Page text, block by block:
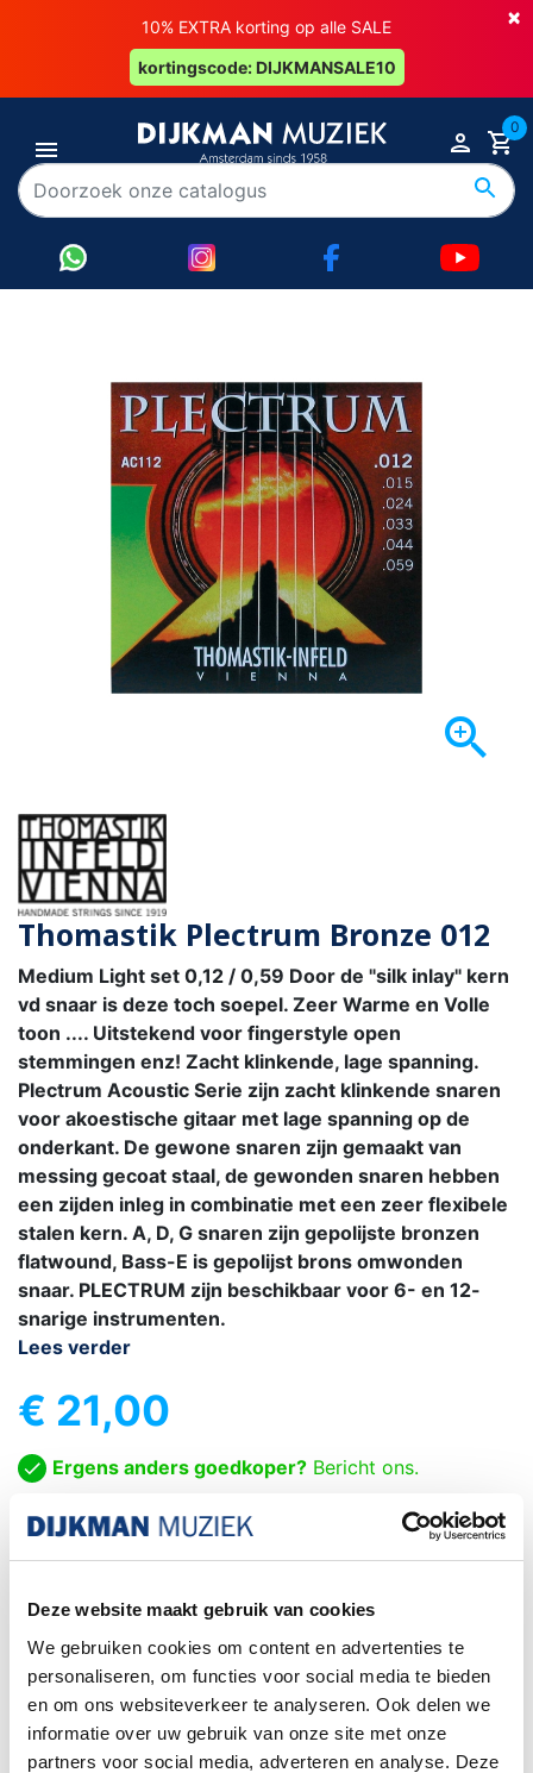
Deze website maakt gebruik van cookies
We gebruiken cookies om content en advertenties te
personaliseren, om functies voor social media te bieden
en om ons websiteverkeer te analyseren. Ook delen we
informatie over uw gebruik van onze site met onze
partners voor social media, adverteren en analyse. Deze
×
10% EXTRA korting op alle SALE
kortingscode: DIJKMANSALE10
0

Thomastik Plectrum Bronze 012
Medium Light set 0,12 / 0,59 Door de "silk inlay" kern
vd snaar is deze toch soepel. Zeer Warme en Volle
toon .... Uitstekend voor fingerstyle open
stemmingen enz! Zacht klinkende, lage spanning.
Plectrum Acoustic Serie zijn zacht klinkende snaren
voor akoestische gitaar met lage spanning op de
onderkant. De gewone snaren zijn gemaakt van
messing gecoat staal, de gewonden snaren hebben
een zijden inleg in combinatie met een zeer flexibele
stalen kern. A, D, G snaren zijn gepolijste bronzen
flatwound, Bass-E is gepolijst brons omwonden
snaar. PLECTRUM zijn beschikbaar voor 6- en 12-
snarige instrumenten.
Lees verder
€ 21,00
Ergens anders goedkoper? Bericht ons.
- +  IN WINKELWAGEN
 1 - 5 werkdagen
Gratis verzending
Vanaf €75
Exacte levertijd weten?
Bel naar de winkel! 020-6265611